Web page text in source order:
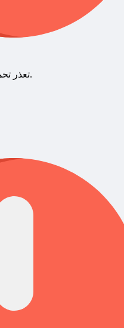
تعذر تحميل ملف: نوع الملف هذا غير متوافق.